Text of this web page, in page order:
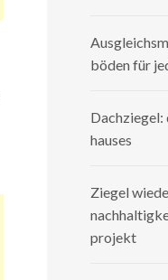
böden für
Dachziegel:
hauses
Ziegel
projekt